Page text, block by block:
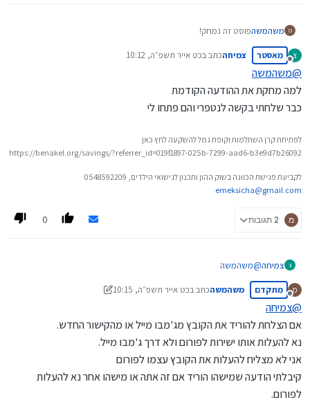
מ משהמשהפוסט זה נמחק!
צ
מנותק
מאסטר צמיחהכתב בכט אייר תשפ״ה, 10:12
נערך לאחרונה על ידי
@משהמשה
למה מחקת את ההודעה הקודמת
כבר שלחתי בקשה לנטפרי והם פתחו לי
לפתיחת קרן השתלמות וקופת גמל להשקעה לחץ כאן
https://benakel.org/savings/?referrer_id=019f1897-025b-7299-aad6-b3e9d7b26092
לקביעת פגישת הכוונה בשוק ההון ותכנון לנישואי הילדים, 0548592209
emeksicha@gmail.com
מ 2 תגובות 0
צ צמיחה@משהמשה
למה מחקת את ההודעה הקודמת
כבר שלחתי בקשה לנטפרי והם פתחו לי
מ
מנותק
מתקדם משהמשהכתב בכט אייר תשפ״ה, 10:15
נערך לאחרונה על ידי משהמשה
@צמיחה
אם הצלחת להוריד את הקובץ מג'מבו מייל או מהקישור החדש.
נא להעלות אותו ישירות לפורום ולא דרך ג'מבו מייל.
אני לא מצליח להעלות את הקובץ עצמו לפורום
קיבלתי הודעה שמישהו הוריד אם זה אתה או מישהו אחר נא להעלות
לפורום.